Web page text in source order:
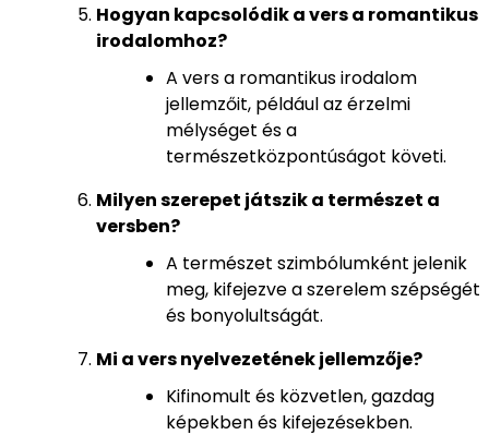
Hogyan kapcsolódik a vers a romantikus
irodalomhoz?
A vers a romantikus irodalom
jellemzőit, például az érzelmi
mélységet és a
természetközpontúságot követi.
Milyen szerepet játszik a természet a
versben?
A természet szimbólumként jelenik
meg, kifejezve a szerelem szépségét
és bonyolultságát.
Mi a vers nyelvezetének jellemzője?
Kifinomult és közvetlen, gazdag
képekben és kifejezésekben.